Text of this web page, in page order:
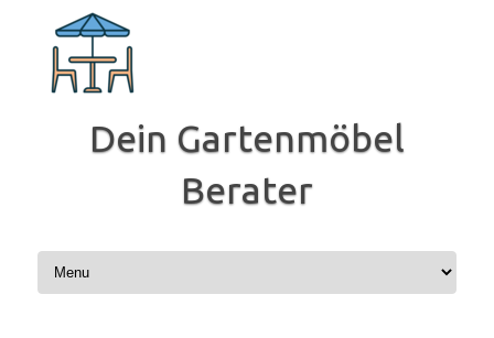
Inhalt
springen
Dein Gartenmöbel
Berater